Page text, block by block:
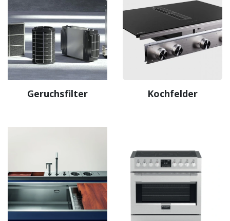
Geruchsfilter Kochfelder